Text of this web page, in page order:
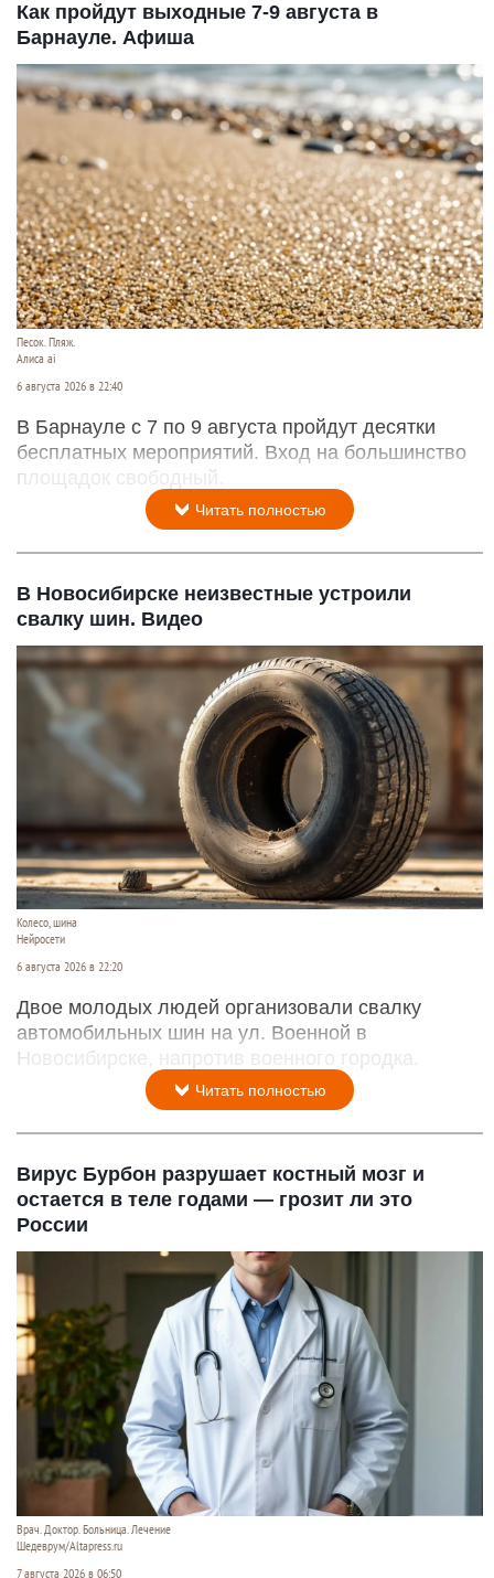
Как пройдут выходные 7-9 августа в
Барнауле. Афиша
Песок. Пляж.
Алиса ai
6 августа 2026 в 22:40
В Барнауле с 7 по 9 августа пройдут десятки
бесплатных мероприятий. Вход на большинство
площадок свободный.
Читать полностью
В Новосибирске неизвестные устроили
свалку шин. Видео
Колесо, шина
Нейросети
6 августа 2026 в 22:20
Двое молодых людей организовали свалку
автомобильных шин на ул. Военной в
Новосибирске, напротив военного городка.
Читать полностью
Вирус Бурбон разрушает костный мозг и
остается в теле годами — грозит ли это
России
Врач. Доктор. Больница. Лечение
Шедеврум/Altapress.ru
7 августа 2026 в 06:50